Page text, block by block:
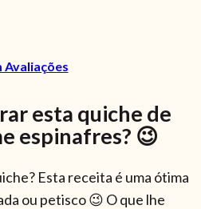
Avaliações
esta quiche de
espinafres? 😉
Esta receita é uma ótima
ou petisco 😉 O que lhe